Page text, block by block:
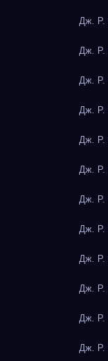
Дж. Р.
Дж. Р.
Дж. Р.
Дж. Р.
Дж. Р.
Дж. Р.
Дж. Р.
Дж. Р.
Дж. Р.
Дж. Р.
Дж. Р.
Дж. Р.